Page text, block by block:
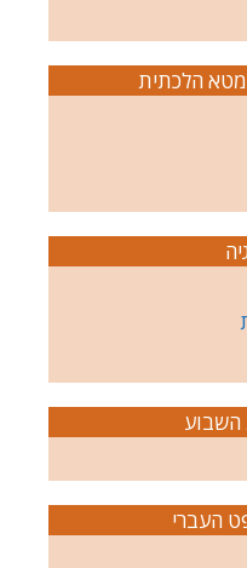
הלכתית
השבוע
העברי